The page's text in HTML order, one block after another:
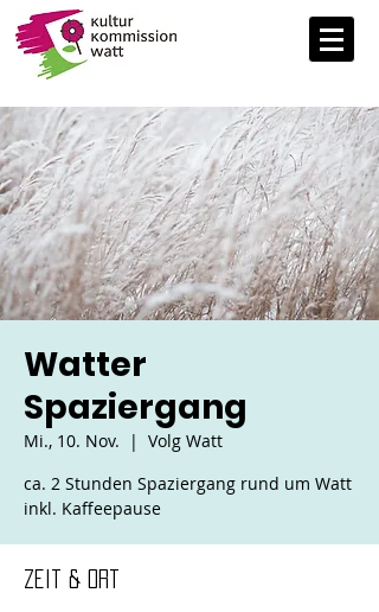
Watter
Spaziergang
Mi., 10. Nov.
  |
Volg Watt
ca. 2 Stunden Spaziergang rund um Watt
inkl. Kaffeepause
Zeit & Ort